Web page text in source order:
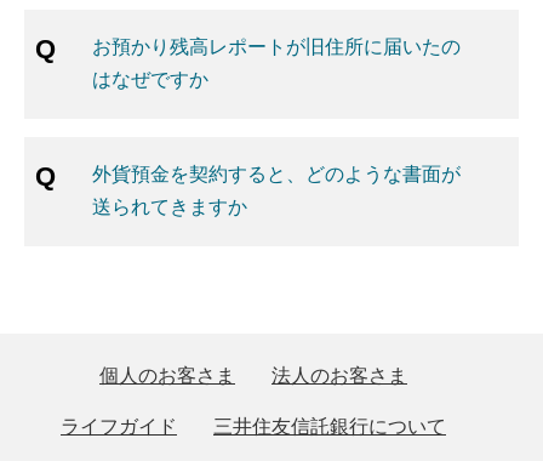
お預かり残高レポートが旧住所に届いたの
はなぜですか
外貨預金を契約すると、どのような書面が
送られてきますか
個人のお客さま
法人のお客さま
ライフガイド
三井住友信託銀行について